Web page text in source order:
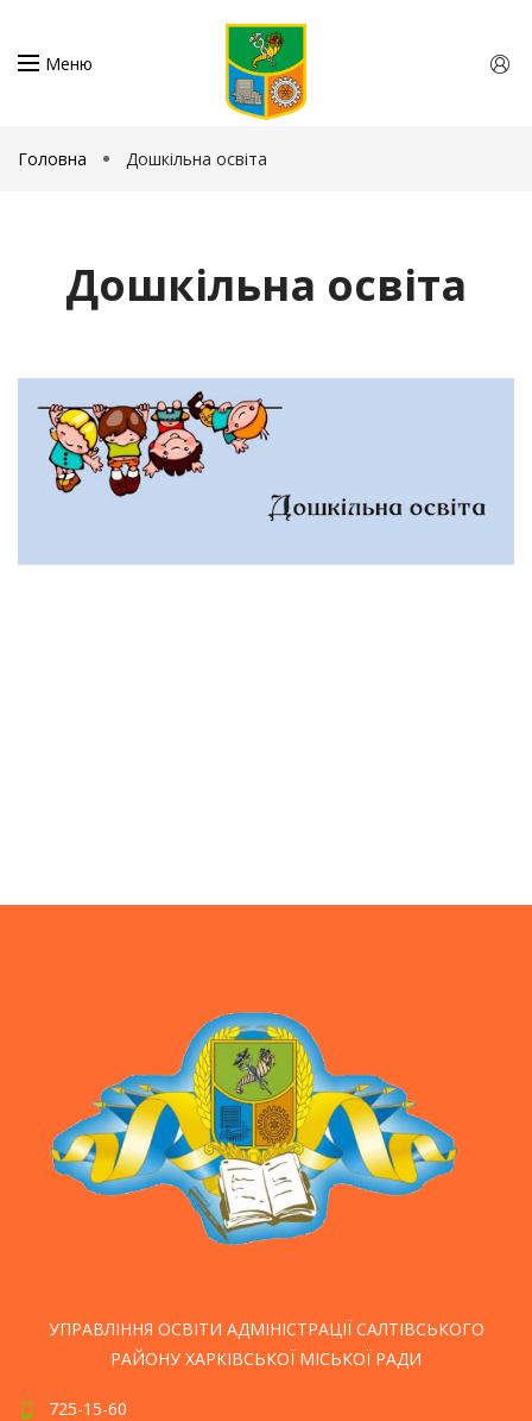
Меню
Головна Дошкільна освіта
Дошкільна освіта
УПРАВЛІННЯ ОСВІТИ АДМІНІСТРАЦІЇ САЛТІВСЬКОГО
РАЙОНУ ХАРКІВСЬКОЇ МІСЬКОЇ РАДИ
725-15-60